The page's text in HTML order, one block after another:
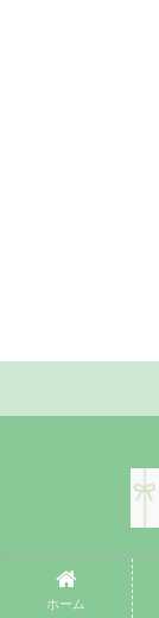
ホーム